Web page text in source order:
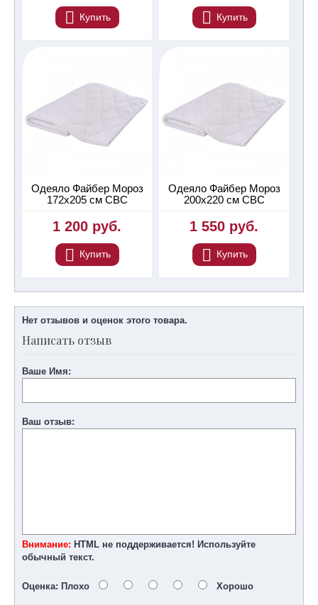
Купить Купить
Одеяло Файбер Мороз
172х205 см СВС
1 200 руб.
Купить
Одеяло Файбер Мороз
200х220 см СВС
1 550 руб.
Купить
Нет отзывов и оценок этого товара.
Написать отзыв
Ваше Имя:
Ваш отзыв:
Внимание: HTML не поддерживается! Используйте
обычный текст.
Оценка: Плохо Хорошо